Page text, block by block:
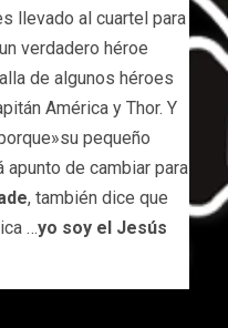
llevado al cuartel para
verdadero héroe
de algunos héroes
América y Thor. Y
pequeño
de cambiar para
, también dice que
…yo soy el Jesús